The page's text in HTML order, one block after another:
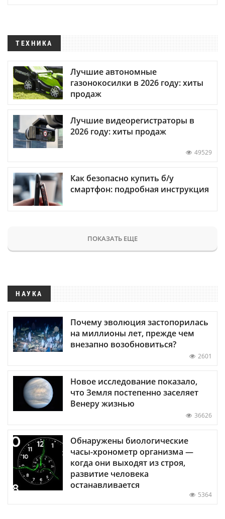
ТЕХНИКА
Лучшие автономные
газонокосилки в 2026 году: хиты
продаж
Лучшие видеорегистраторы в
2026 году: хиты продаж
49529
Как безопасно купить б/у
смартфон: подробная инструкция
ПОКАЗАТЬ ЕЩЕ
НАУКА
Почему эволюция застопорилась
на миллионы лет, прежде чем
внезапно возобновиться?
2601
Новое исследование показало,
что Земля постепенно заселяет
Венеру жизнью
36626
Обнаружены биологические
часы-хронометр организма —
когда они выходят из строя,
развитие человека
останавливается
5364